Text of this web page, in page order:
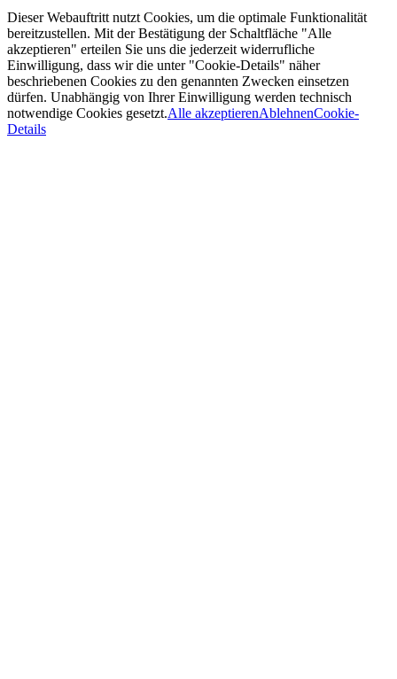
Dieser Webauftritt nutzt Cookies, um die optimale Funktionalität
bereitzustellen. Mit der Bestätigung der Schaltfläche "Alle
akzeptieren" erteilen Sie uns die jederzeit widerrufliche
Einwilligung, dass wir die unter "Cookie-Details" näher
beschriebenen Cookies zu den genannten Zwecken einsetzen
dürfen. Unabhängig von Ihrer Einwilligung werden technisch
notwendige Cookies gesetzt.Alle akzeptierenAblehnenCookie-
Details